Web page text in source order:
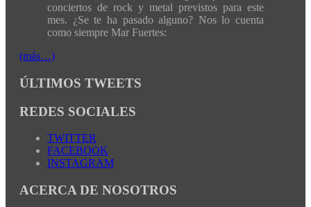
conciertos de rock y metal previstos para este
mes. ¿Se te ha pasado alguno? Nos lo cuenta
como siempre Mar Fuertes:
(más…)
ÚLTIMOS TWEETS
REDES SOCIALES
TWITTER
FACEBOOK
INSTAGRAM
ACERCA DE NOSOTROS